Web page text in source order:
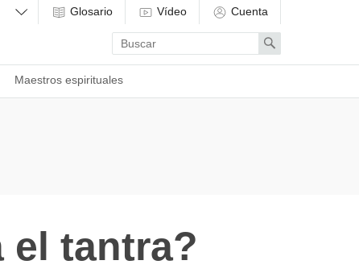
Maestros espirituales
Glosario Vídeo Cuenta
Enter
search
term
Search
el tantra?